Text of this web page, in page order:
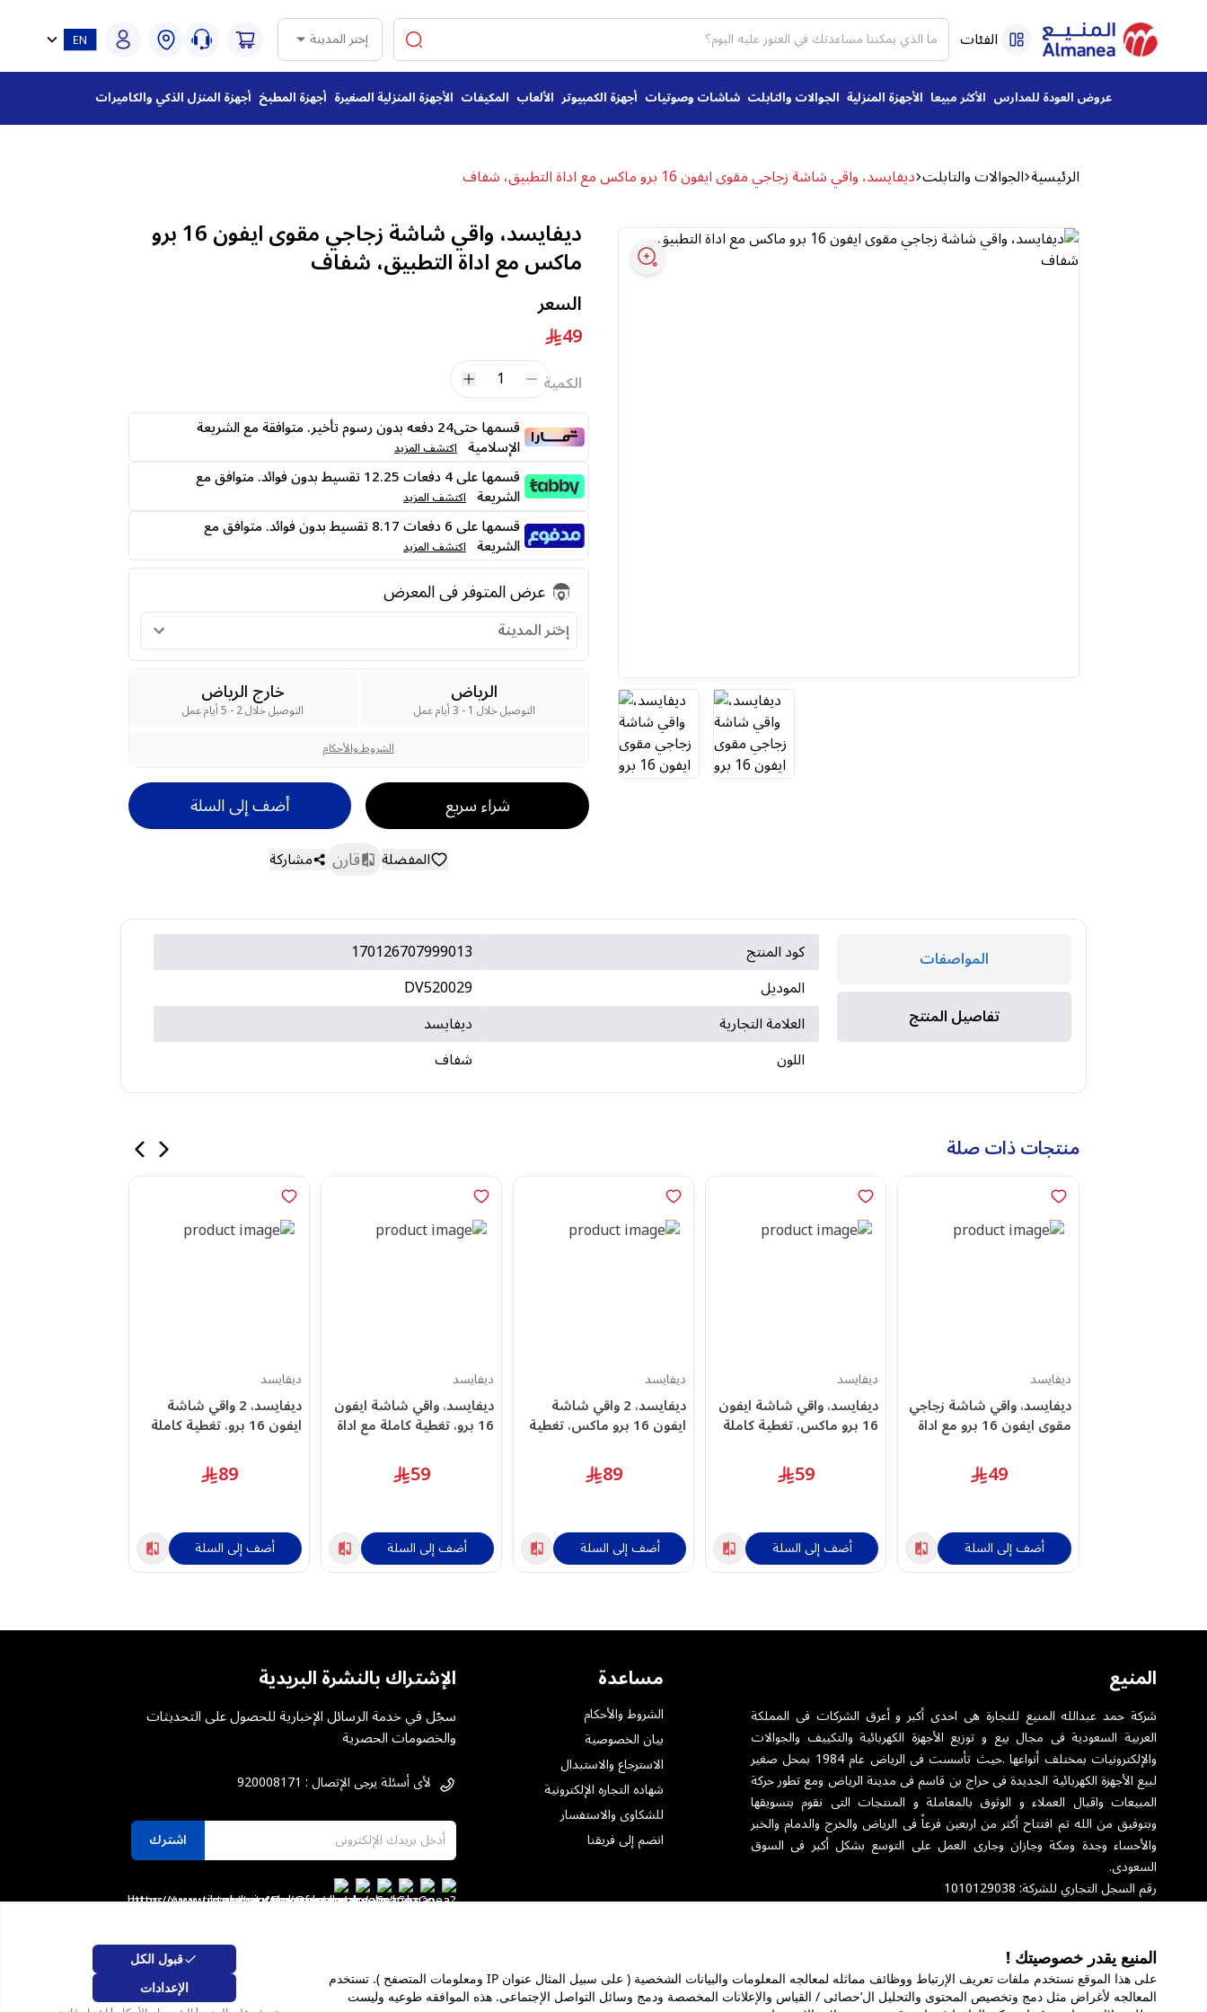
المنيع يقدر خصوصيتك !
على هذا الموقع نستخدم ملفات تعريف الإرتباط ووظائف مماثله لمعالجه المعلومات والبيانات الشخصية ( على سبيل المثال عنوان IP ومعلومات المتصفح ). تستخدم
المعالجه لأغراض مثل دمج وتخصيص المحتوى والتحليل ال‘حصائى / القياس والإعلانات المخصصة ودمج وسائل التواصل الإجتماعى. هذه الموافقه طوعيه وليست
قبول الكل
الإعدادات
الفئات إختر المدينة
عروض العودة للمدارس الأكثر مبيعا الأجهزة المنزلية الجوالات والتابلت شاشات وصوتيات أجهزة الكمبيوتر الألعاب المكيفات الأجهزة المنزلية الصغيرة أجهزة المطبخ أجهزة المنزل الذكي والكاميرات
الرئيسية الجوالات والتابلت ديفايسد، واقي شاشة زجاجي مقوى ايفون 16 برو ماكس مع اداة التطبيق، شفاف
ديفايسد، واقي شاشة زجاجي مقوى ايفون 16 برو
ماكس مع اداة التطبيق، شفاف
السعر
49
الكمية 1
قسمها حتى24 دفعه بدون رسوم تأخير. متوافقة مع الشريعة
الإسلامية اكتشف المزيد
قسمها على 4 دفعات 12.25 تقسيط بدون فوائد. متوافق مع
الشريعة اكتشف المزيد
قسمها على 6 دفعات 8.17 تقسيط بدون فوائد. متوافق مع
الشريعة اكتشف المزيد
عرض المتوفر فى المعرض
إختر المدينة
الرياض
التوصيل خلال 1 - 3 أيام عمل
خارج الرياض
التوصيل خلال 2 - 5 أيام عمل
الشروط والأحكام
شراء سريع أضف إلى السلة
المفضلة قارن مشاركة
المواصفات
تفاصيل المنتج
كود المنتج
170126707999013
الموديل
DV520029
العلامة التجارية
ديفايسد
اللون
شفاف
منتجات ذات صلة
ديفايسد
ديفايسد، واقي شاشة زجاجي
مقوى ايفون 16 برو مع اداة
49
أضف إلى السلة
ديفايسد
ديفايسد، واقي شاشة ايفون
16 برو ماكس، تغطية كاملة
59
أضف إلى السلة
ديفايسد
ديفايسد، 2 واقي شاشة
ايفون 16 برو ماكس، تغطية
89
أضف إلى السلة
ديفايسد
ديفايسد، واقي شاشة ايفون
16 برو، تغطية كاملة مع اداة
59
أضف إلى السلة
ديفايسد
ديفايسد، 2 واقي شاشة
ايفون 16 برو، تغطية كاملة
89
أضف إلى السلة
المنيع
شركة حمد عبدالله المنيع للتجارة هى احدى أكبر و أعرق الشركات فى المملكة
العربية السعودية فى مجال بيع و توزيع الأجهزة الكهربائية والتكييف والجوالات
والإلكترونيات بمختلف أنواعها .حيث تأسست فى الرياض عام 1984 بمحل صغير
لبيع الأجهزة الكهربائية الجديدة فى حراج بن قاسم فى مدينة الرياض ومع تطور حركة
المبيعات واقبال العملاء و الوثوق بالمعاملة و المنتجات التى نقوم بتسويقها
وبتوفيق من الله تم افتتاح أكثر من اربعين فرعاً فى الرياض والخرج والدمام والخبر
والأحساء وجدة ومكة وجازان وجارى العمل على التوسع بشكل أكبر فى السوق
السعودى.
رقم السجل التجاري للشركة: 1010129038
مساعدة
الشروط والأحكام
بيان الخصوصية
الاسترجاع والاستبدال
شهاده التجاره الإلكترونية
للشكاوى والاستفسار
انضم إلى فريقنا
الإشتراك بالنشرة البريدية
سجّل في خدمة الرسائل الإخبارية للحصول على التحديثات
والخصومات الحصرية
لأى أسئلة يرجى الإتصال : 920008171
اشترك
عن الشركة الخدمات المعارض شهادة ضريبة القيمة المضافة ترخيص العرض الترويجي مبيعات الشركات برنامج الضمان